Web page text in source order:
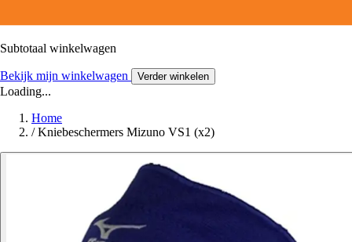
Subtotaal winkelwagen
Bekijk mijn winkelwagen Verder winkelen
Loading...
Home
/ Kniebeschermers Mizuno VS1 (x2)